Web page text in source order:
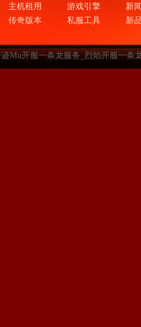
主机租用
传奇版本
游戏引擎
私服工具
新
新
Mu开服一条龙服务_烈焰开服一条